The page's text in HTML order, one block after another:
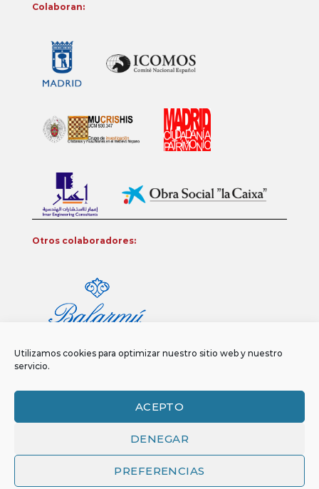
Utilizamos cookies para optimizar nuestro sitio web y nuestro
servicio.
ACEPTO
DENEGAR
PREFERENCIAS
Colaboran:
Otros colaboradores:
Política de privacidad
intelectual e industrial de este sitio web, y es también titular o tiene la